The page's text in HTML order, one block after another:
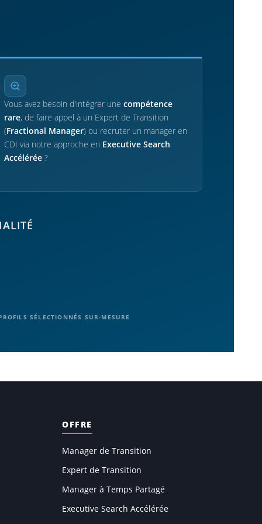
Vous avez besoin d'intégrer une compétence
rare, de faire appel à un Expert de Transition
(Fractional Manager) ou recruter un manager en
CDI via notre approche en Executive Search
Accélérée ?
SÉLECTIONNÉS SUR-MESURE
OFFRE
Manager de Transition
Expert de Transition
Manager à Temps Partagé
Executive Search Accélérée